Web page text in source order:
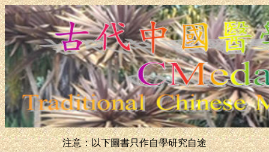
注意：以下圖書只作自學研究自途